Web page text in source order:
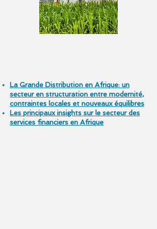
La Grande Distribution en Afrique: un
secteur en structuration entre modernité,
contraintes locales et nouveaux équilibres
Les principaux insights sur le secteur des
services financiers en Afrique